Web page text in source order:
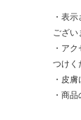
・表
ござい
・ア
つけく
・皮
・商